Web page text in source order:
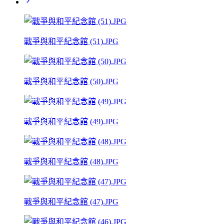
戰爭與和平紀念館 (51).JPG
戰爭與和平紀念館 (50).JPG
戰爭與和平紀念館 (49).JPG
戰爭與和平紀念館 (48).JPG
戰爭與和平紀念館 (47).JPG